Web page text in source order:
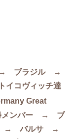
→ ブラジル →
イコヴィッチ達
Great
メンバー → ブ
→ バルサ →